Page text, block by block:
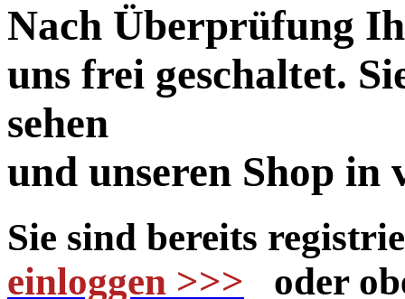
Nach Überprüfung
uns frei geschaltet.
sehen
und unseren Shop in
Sie sind bereits
einloggen >>>
oder